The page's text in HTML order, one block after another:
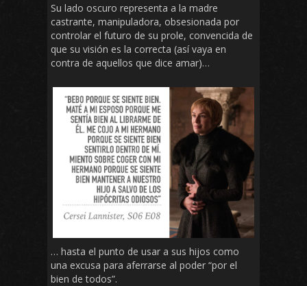
Su lado oscuro representa a la madre
castrante, manipuladora, obsesionada por
controlar el futuro de su prole, convencida de
que su visión es la correcta (así vaya en
contra de aquellos que dice amar)…
… hasta el punto de usar a sus hijos como
una excusa para aferrarse al poder “por el
bien de todos”.